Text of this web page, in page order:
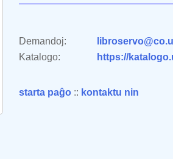
Demandoj:
Katalogo:
https://
starta paĝo :: kontaktu nin